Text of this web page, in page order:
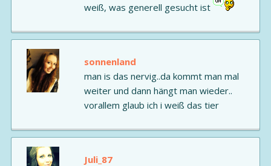
weiß, was generell gesucht ist
sonnenland
man is das nervig..da kommt man mal
weiter und dann hängt man wieder..
vorallem glaub ich i weiß das tier
Juli_87